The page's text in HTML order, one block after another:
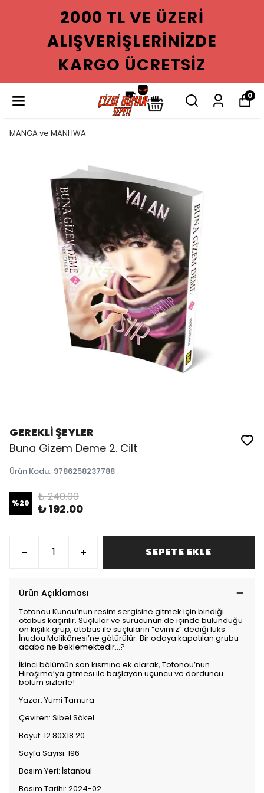
2000 TL VE ÜZERI
ALIŞVERIŞLERINIZDE
KARGO ÜCRETSIZ
0
MANGA ve MANHWA
GEREKLİ ŞEYLER
Buna Gizem Deme 2. Cilt
Ürün Kodu: 9786258237788
%20 ₺ 240.00
₺ 192.00
SEPETE EKLE
Ürün Açıklaması
Totonou Kunou’nun resim sergisine gitmek için bindiği
otobüs kaçırılır. Suçlular ve sürücünün de içinde bulunduğu
on kişilik grup, otobüs ile suçluların “evimiz” dediği lüks
İnudou Malikânesi’ne götürülür. Bir odaya kapatılan grubu
acaba ne beklemektedir...?
İkinci bölümün son kısmına ek olarak, Totonou’nun
Hiroşima’ya gitmesi ile başlayan üçüncü ve dördüncü
bölüm sizlerle!
Yazar: Yumi Tamura
Çeviren: Sibel Sökel
Boyut: 12.80X18.20
Sayfa Sayısı: 196
Basım Yeri: İstanbul
Basım Tarihi: 2024-02